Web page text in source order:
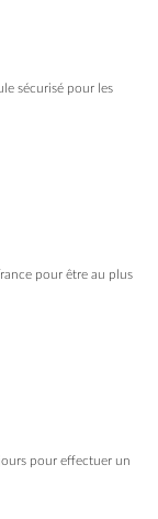
sécurisé pour les
pour être au plus
pour effectuer un